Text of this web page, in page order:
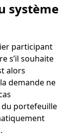
système
participant
s’il souhaite
alors
demande ne
portefeuille